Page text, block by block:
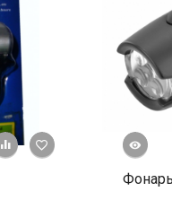
+ К сравнению
В избранное
просмотр